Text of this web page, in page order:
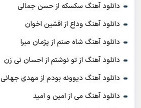
دانلود آهنگ سکسکه از حسن جمالی
دانلود آهنگ وداع از افشين اخوان
دانلود آهنگ شاه صنم از پژمان مبرا
دانلود آهنگ از تو نوشتم از احسان نی زن
دانلود آهنگ دیوونه بودم از مهدی جهانی
دانلود آهنگ می از امین و امید